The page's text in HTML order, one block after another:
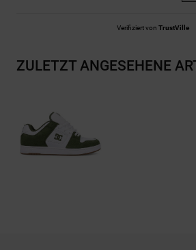
Verifiziert von TrustVille
ZULETZT ANGESEHENE